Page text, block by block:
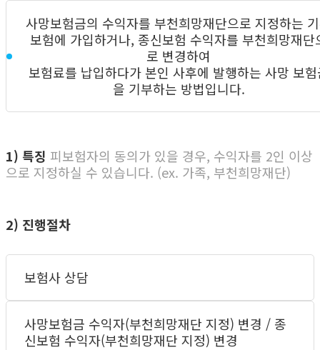
사망보험금의 수익자를 부천희망재단으로 지정하는
보험에 가입하거나, 종신보험 수익자를 부천희망재단
로 변경하여
보험료를 납입하다가 본인 사후에 발행하는 사망 보
을 기부하는 방법입니다.
1) 특징 피보험자의 동의가 있을 경우, 수익자를 2인 이상
으로 지정하실 수 있습니다. (ex. 가족, 부천희망재단)
2) 진행절차
보험사 상담
사망보험금 수익자(부천희망재단 지정) 변경 / 종
신보험 수익자(부천희망재단 지정) 변경